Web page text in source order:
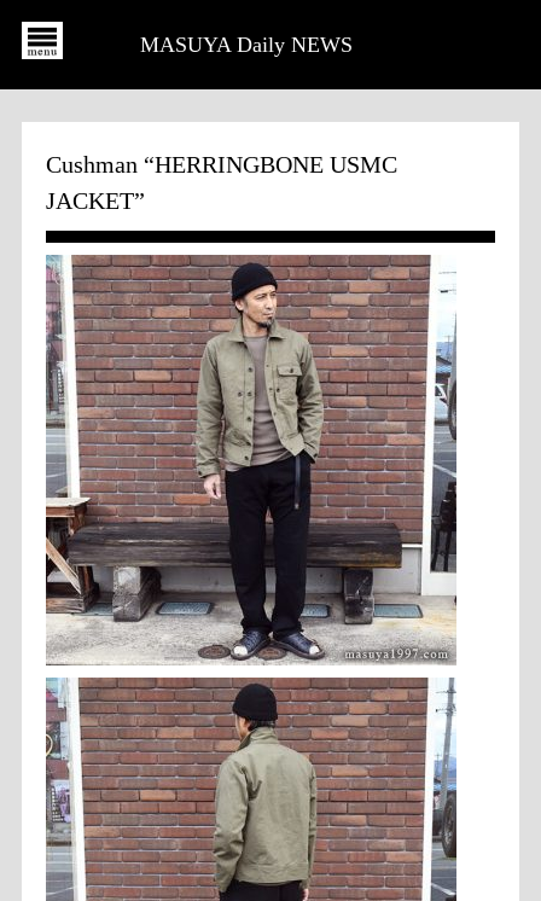
MASUYA Daily NEWS
Cushman “HERRINGBONE USMC
JACKET”